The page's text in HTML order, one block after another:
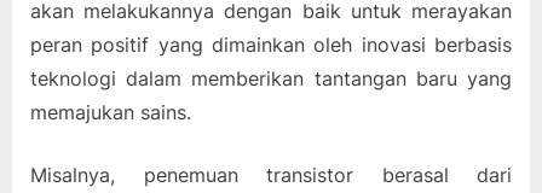
akan melakukannya dengan baik untuk merayakan
peran positif yang dimainkan oleh inovasi berbasis
teknologi dalam memberikan tantangan baru yang
memajukan sains.
Misalnya, penemuan transistor berasal dari